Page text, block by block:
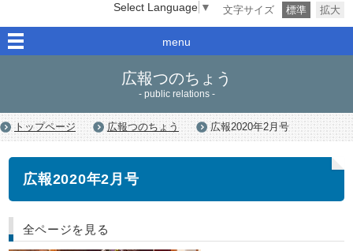
文字サイズ
標準 拡大
Select Language ▼
menu
広報つのちょう
- public relations -
トップページ 広報つのちょう 広報2020年2月号
広報2020年2月号
全ページを見る